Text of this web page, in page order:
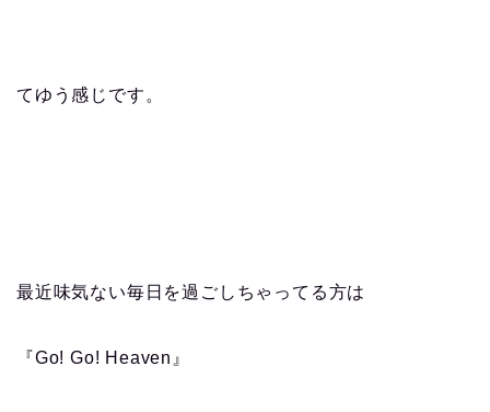
てゆう感じです。
最近味気ない毎日を過ごしちゃってる方は
『Go! Go! Heaven』